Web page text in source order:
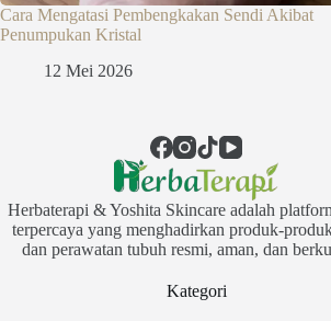
Cara Mengatasi Pembengkakan Sendi Akibat
Penumpukan Kristal
12 Mei 2026
Herbaterapi & Yoshita Skincare adalah
terpercaya yang menghadirkan produk-
dan perawatan tubuh resmi, aman, dan
Kategori